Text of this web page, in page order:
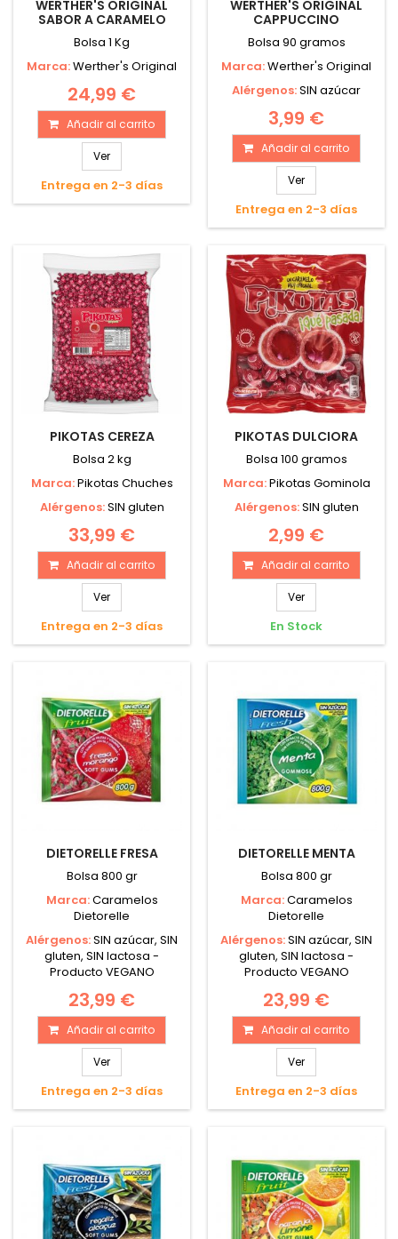
WERTHER'S ORIGINAL
SABOR A CARAMELO
Bolsa 1 Kg
Marca:Werther's Original
24,99 €
Añadir al carrito
Ver
Entrega en 2-3 días
WERTHER'S ORIGINAL
CAPPUCCINO
Bolsa 90 gramos
Marca:Werther's Original
Alérgenos:SIN azúcar
3,99 €
Añadir al carrito
Ver
Entrega en 2-3 días
PIKOTAS CEREZA
Bolsa 2 kg
Marca:Pikotas Chuches
Alérgenos:SIN gluten
33,99 €
Añadir al carrito
Ver
Entrega en 2-3 días
PIKOTAS DULCIORA
Bolsa 100 gramos
Marca:Pikotas Gominola
Alérgenos:SIN gluten
2,99 €
Añadir al carrito
Ver
En Stock
DIETORELLE FRESA
Bolsa 800 gr
Marca:Caramelos
Dietorelle
Alérgenos:SIN azúcar, SIN
gluten, SIN lactosa -
Producto VEGANO
23,99 €
Añadir al carrito
Ver
Entrega en 2-3 días
DIETORELLE MENTA
Bolsa 800 gr
Marca:Caramelos
Dietorelle
Alérgenos:SIN azúcar, SIN
gluten, SIN lactosa -
Producto VEGANO
23,99 €
Añadir al carrito
Ver
Entrega en 2-3 días